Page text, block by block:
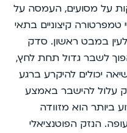
על מסועים, העמסה על
טמפרטורה קיצוניים בתאי
במבט ראשון. סדק
לשבר גדול תחת לחץ,
יכולים להיקרע ברגע
עלול להישבר באמצע
ביותר הוא מזוודה
הנזק הפוטנציאלי